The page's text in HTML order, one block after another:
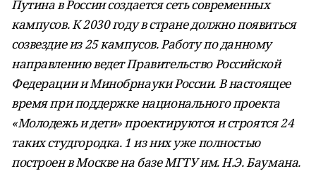
Путина в России создается сеть современных
кампусов. К 2030 году в стране должно появиться
созвездие из 25 кампусов. Работу по данному
направлению ведет Правительство Российской
Федерации и Минобрнауки России. В настоящее
время при поддержке национального проекта
«Молодежь и дети» проектируются и строятся 24
таких студгородка. 1 из них уже полностью
построен в Москве на базе МГТУ им. Н.Э. Баумана.